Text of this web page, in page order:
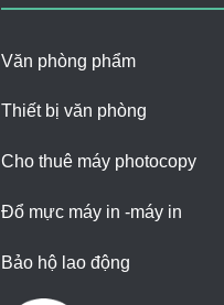
Văn phòng phẩm
Thiết bị văn phòng
Cho thuê máy photocopy
Đổ mực máy in -máy in
Bảo hộ lao động